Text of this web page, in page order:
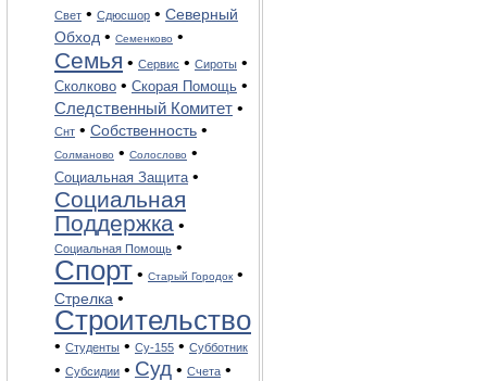
Свет • Сдюсшор • Северный
Обход • Семенково •
Семья • Сервис • Сироты •
Сколково • Скорая Помощь •
Следственный Комитет •
Снт • Собственность •
Солманово • Солослово •
Социальная Защита •
Социальная
Поддержка •
Социальная Помощь •
Спорт • Старый Городок •
Стрелка •
Строительство
• Студенты • Су-155 • Субботник
• Субсидии • Суд • Счета •